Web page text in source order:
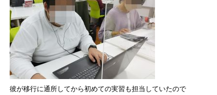
彼が移行に通所してから初めての実習も担当していたので